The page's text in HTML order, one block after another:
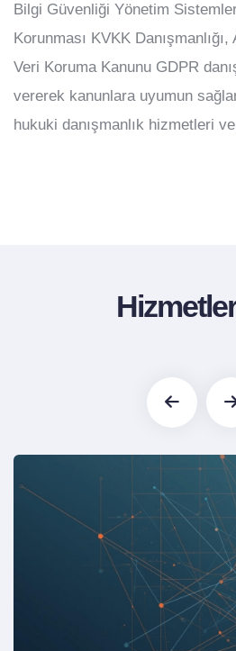
Bilgi Güvenliği Yönetim
Korunması KVKK
Veri Koruma Kanunu GDPR
vererek kanunlara uyumun
hukuki danışmanlık hizmetleri